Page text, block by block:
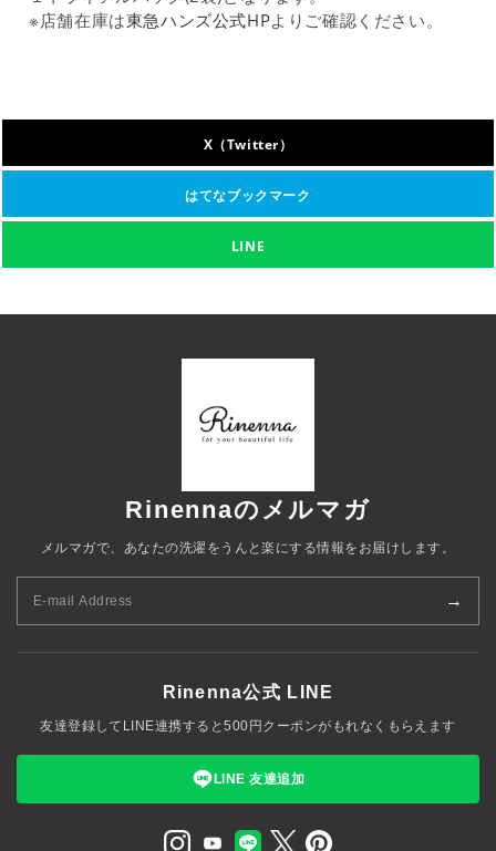
※店舗在庫は東急ハンズ公式HPよりご確認ください。
X（Twitter）
はてなブックマーク
LINE
Rinennaのメルマガ
メルマガで、あなたの洗濯をうんと楽にする情報をお届けします。
→
Rinenna公式 LINE
友達登録してLINE連携すると500円クーポンがもれなくもらえます
LINE 友達追加